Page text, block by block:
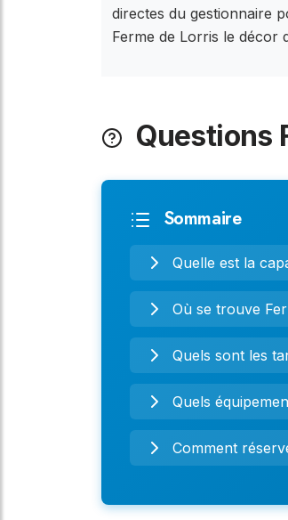
directes du gestionnaire
Ferme de Lorris le décor
Questions
Sommaire
Quelle est la
Où se trouve
Quels sont les
Quels
Comment